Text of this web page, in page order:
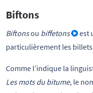
Biftons
Biftonsou biffetons
est
particulièrement les
Comme l’indique la
Les mots du bitume, le